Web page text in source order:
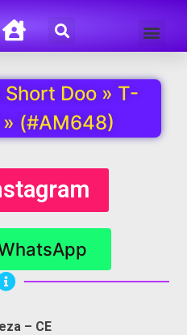
Doo » T-
(#AM648)
– CE